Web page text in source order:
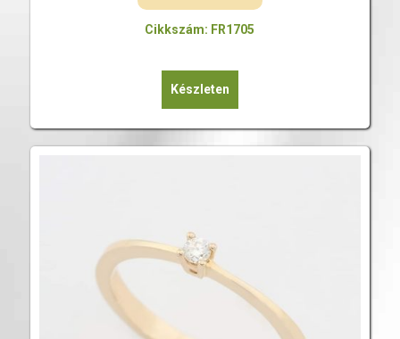
Cikkszám: FR1705
Készleten